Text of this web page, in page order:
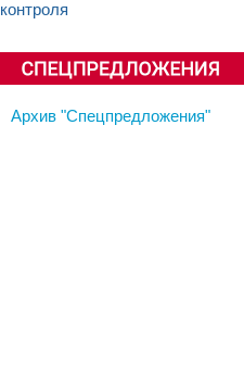
контроля
Архив "Спецпредложения"